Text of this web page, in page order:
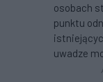
osobach
punktu
uwadze